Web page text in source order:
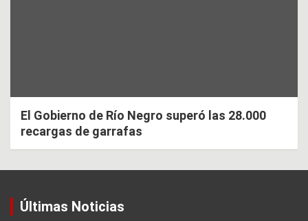
El Gobierno de Río Negro superó las 28.000
recargas de garrafas
Últimas Noticias